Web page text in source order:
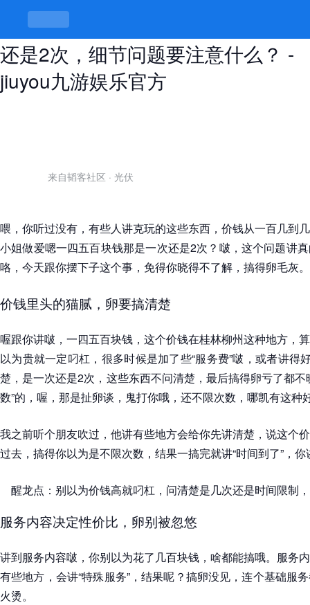
找小姐做爱嗯一四五百块钱那是一次
还是2次，细节问题要注意什么？ -
jiuyou九游娱乐官方
来自韬客社区 · 光伏
喂，你听过没有，有些人讲克玩的这些东西，价钱从一百几到
小姐做爱嗯一四五百块钱那是一次还是2次？啵，这个问题讲
咯，今天跟你摆下子这个事，免得你晓得不了解，搞得卵毛灰。
价钱里头的猫腻，卵要搞清楚
喔跟你讲啵，一四五百块钱，这个价钱在桂林柳州这种地方，
以为贵就一定叼杠，很多时候是加了些“服务费”啵，或者讲得
楚，是一次还是2次，这些东西不问清楚，最后搞得卵亏了都
数”的，喔，那是扯卵谈，鬼打你哦，还不限次数，哪凯有这种
我之前听个朋友吹过，他讲有些地方会给你先讲清楚，说这个
过去，搞得你以为是不限次数，结果一搞完就讲“时间到了”，
醒龙点：别以为价钱高就叼杠，问清楚是几次还是时间限制
服务内容决定性价比，卵别被忽悠
讲到服务内容啵，你别以为花了几百块钱，啥都能搞哦。服务
有些地方，会讲“特殊服务”，结果呢？搞卵没见，连个基础服
火烫。